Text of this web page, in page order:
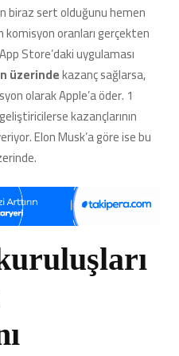
biraz sert olduğunu hemen
komisyon oranları gerçekten
Store’daki uygulaması
üzerindekazanç sağlarsa,
olarak Apple’a öder. 1
kazançlarının
Elon Musk’a göre ise bu